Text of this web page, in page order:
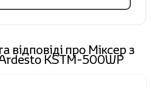
відповіді про Міксер з
KSTM-500WР